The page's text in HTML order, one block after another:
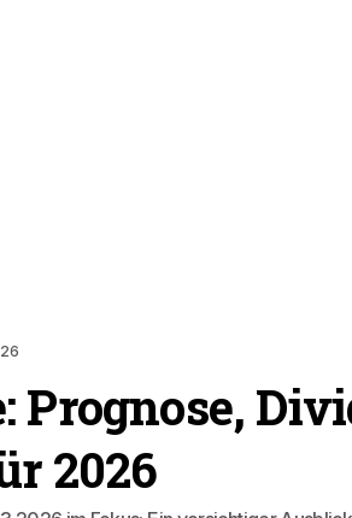
Prognose,
2026